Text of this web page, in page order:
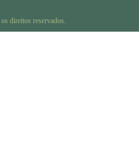
direitos reservados.